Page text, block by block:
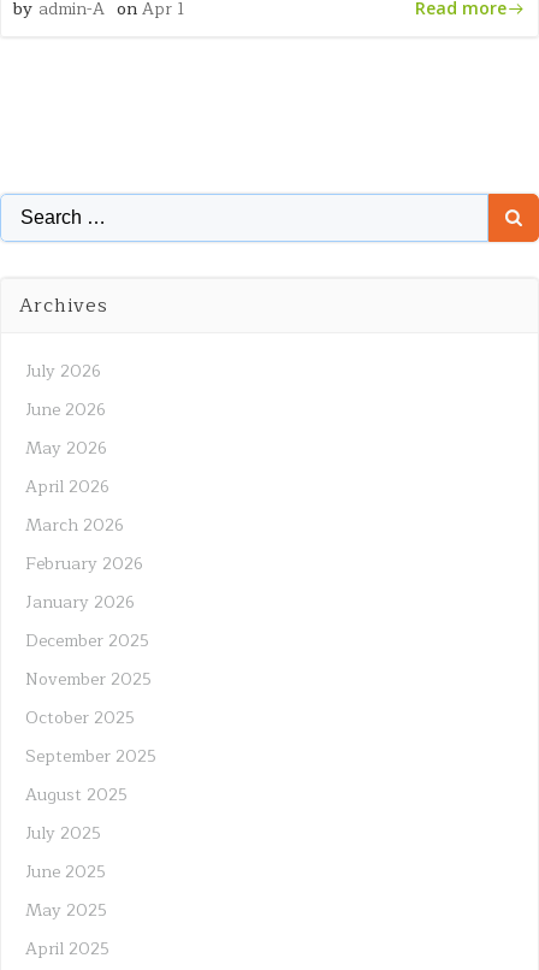
by admin-A onApr 1 Read more
Search
for:
Archives
July 2026
June 2026
May 2026
April 2026
March 2026
February 2026
January 2026
December 2025
November 2025
October 2025
September 2025
August 2025
July 2025
June 2025
May 2025
April 2025